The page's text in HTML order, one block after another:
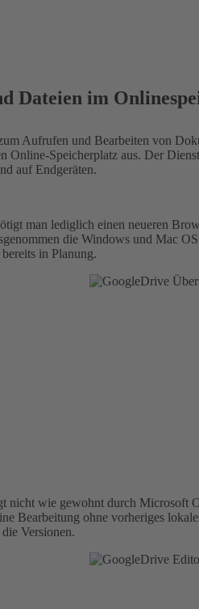
Dateien im
Aufrufen und Bearbeiten von
Online-Speicherplatz aus. Der
auf Endgeräten.
man lediglich einen neueren
die Windows und Mac
in Planung.
nicht wie gewohnt durch
Bearbeitung ohne vorheriges
Versionen.